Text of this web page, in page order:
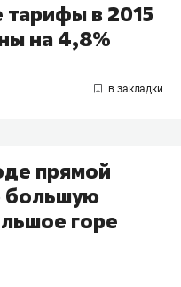
в 2015
на 4,8%
прямой
большую
горе